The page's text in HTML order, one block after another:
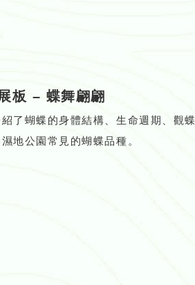
板 – 蝶舞翩翩
紹了蝴蝶的身體結構、生命週期、觀
地公園常見的蝴蝶品種。